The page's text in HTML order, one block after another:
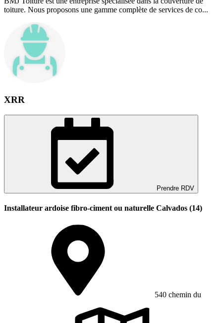
toiture. Nous proposons une gamme complète de services de co...
XRR
Prendre RDV
Installateur ardoise fibro-ciment ou naturelle Calvados (14)
540 chemin du